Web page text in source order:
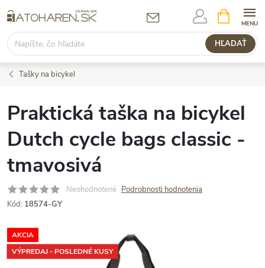
na
obsah
HĽADAŤ
KOŠÍK
Tašky na bicykel
Praktická taška na bicykel
Dutch cycle bags classic -
tmavosivá
Neohodnotené Podrobnosti hodnotenia
Kód: 18574-GY
AKCIA
VÝPREDAJ - POSLEDNÉ KUSY